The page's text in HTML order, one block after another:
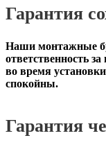
Гарантия
Наши монтажные
ответственность
во время
спокойны.
Гарантия